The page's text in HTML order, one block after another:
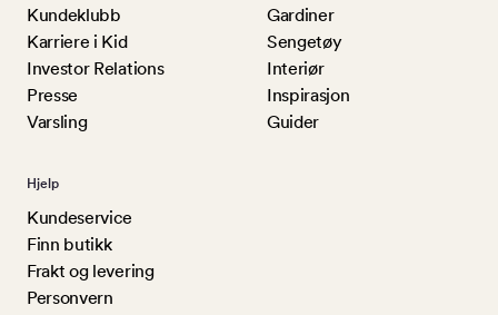
Kundeklubb
Karriere i Kid
Investor Relations
Presse
Varsling
Gardiner
Sengetøy
Interiør
Inspirasjon
Guider
Hjelp
Kundeservice
Finn butikk
Frakt og levering
Personvern